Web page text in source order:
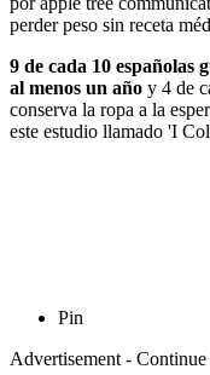
perder peso sin receta
9 de cada 10 españolas
al menos un año y 4 de
conserva la ropa a la
este estudio llamado 'I
Pin
Advertisement -